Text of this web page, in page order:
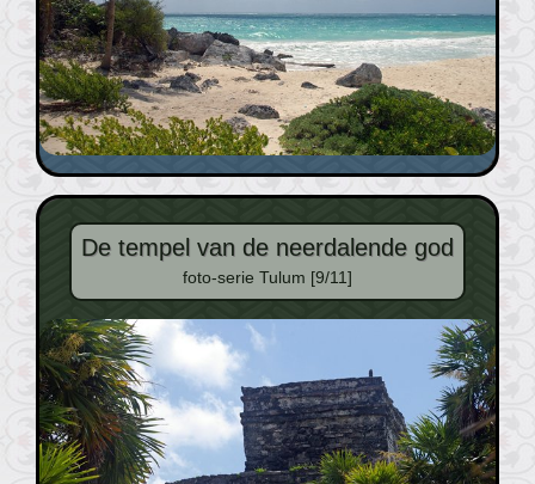
De tempel van de neerdalende god
foto-serie Tulum [9/11]